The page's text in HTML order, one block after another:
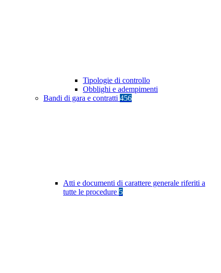
Tipologie di controllo
Obblighi e adempimenti
Bandi di gara e contratti 456
Atti e documenti di carattere generale riferiti a
tutte le procedure 5